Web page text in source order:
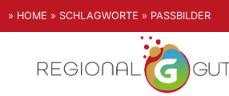
» HOME » SCHLAGWORTE » PASSBILDER